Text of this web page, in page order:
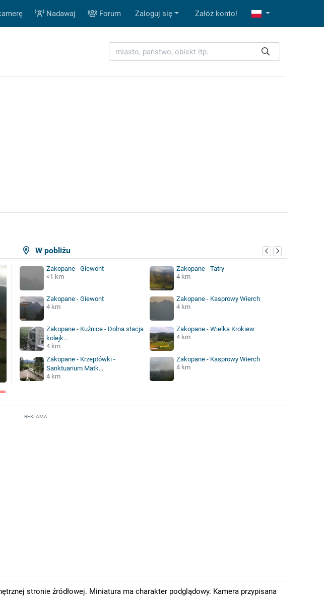
Nadawaj Forum Zaloguj się Załóż konto!
W pobliżu
Zakopane - Giewont
<1 km
Zakopane - Tatry
4 km
Zakopane - Giewont
4 km
Zakopane - Kasprowy Wierch
4 km
Zakopane - Kuźnice - Dolna stacja
kolejk...
4 km
Zakopane - Wielka Krokiew
4 km
Zakopane - Krzeptówki -
Sanktuarium Matk...
4 km
Zakopane - Kasprowy Wierch
4 km
REKLAMA
stronie źródłowej. Miniatura ma charakter podglądowy. Kamera przypisana